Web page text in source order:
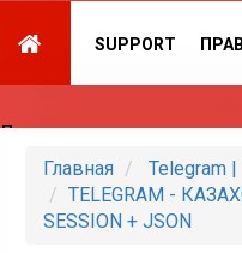
SUPPORT
Партнеры
Главная
Telegram |
TELEGRAM -
SESSION + JSON